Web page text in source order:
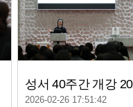
2026-02-26 17:51:42